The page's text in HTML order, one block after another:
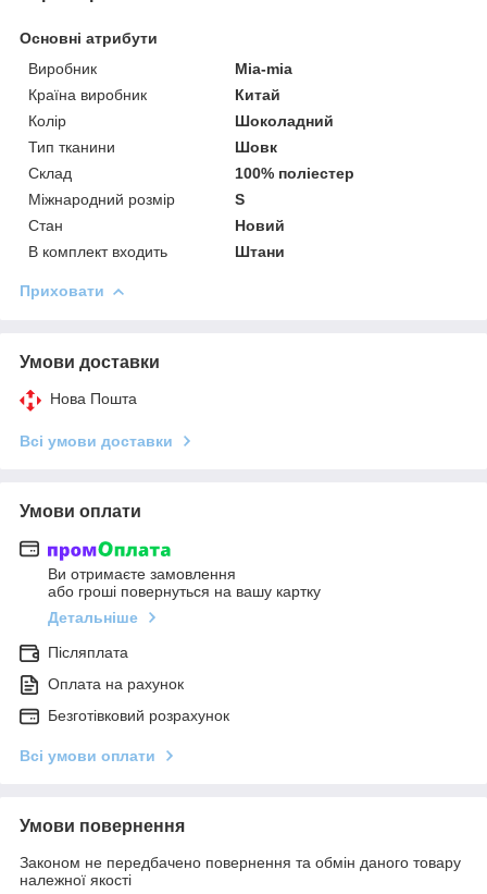
Основні атрибути
Виробник
Mia-mia
Країна виробник
Китай
Колір
Шоколадний
Тип тканини
Шовк
Склад
100% поліестер
Міжнародний розмір
S
Стан
Новий
В комплект входить
Штани
Приховати
Умови доставки
Нова Пошта
Всі умови доставки
Умови оплати
Ви отримаєте замовлення
або гроші повернуться на вашу картку
Детальніше
Післяплата
Оплата на рахунок
Безготівковий розрахунок
Всі умови оплати
Умови повернення
Законом не передбачено повернення та обмін даного товару
належної якості